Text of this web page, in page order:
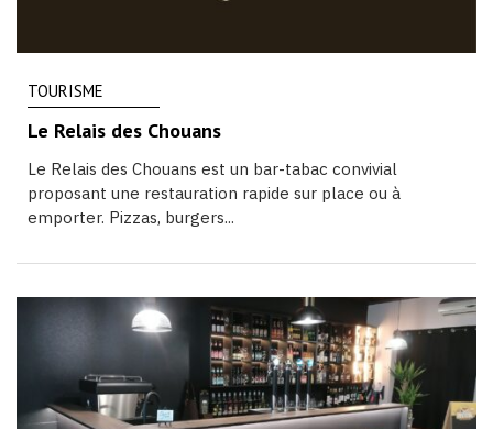
TOURISME
Le Relais des Chouans
Le Relais des Chouans est un bar-tabac convivial
proposant une restauration rapide sur place ou à
emporter. Pizzas, burgers...